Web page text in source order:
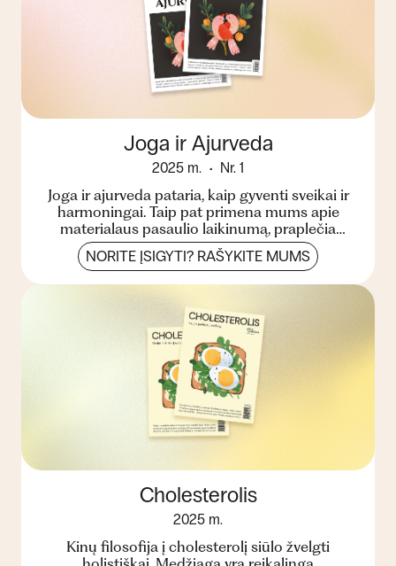
Joga ir Ajurveda
2025 m. Nr. 1
Joga ir ajurveda pataria, kaip gyventi sveikai ir
harmoningai. Taip pat primena mums apie
materialaus pasaulio laikinumą, praplečia
žinojimo ribas, pa...
NORITE ĮSIGYTI? RAŠYKITE MUMS
Cholesterolis
2025 m.
Kinų filosofija į cholesterolį siūlo žvelgti